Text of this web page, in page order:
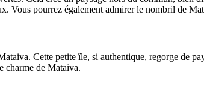
Vous pourrez également admirer le nombril de
Cette petite île, si authentique, regorge de
charme de Mataiva.